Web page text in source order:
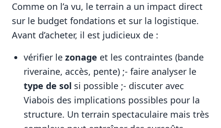
Comme on l’a vu, le terrain a un impact direct
sur le budget fondations et sur la logistique.
Avant d’acheter, il est judicieux de :
vérifier le zonage et les contraintes (bande
riveraine, accès, pente) ;- faire analyser le
type de sol si possible ;- discuter avec
Viabois des implications possibles pour la
structure. Un terrain spectaculaire mais très